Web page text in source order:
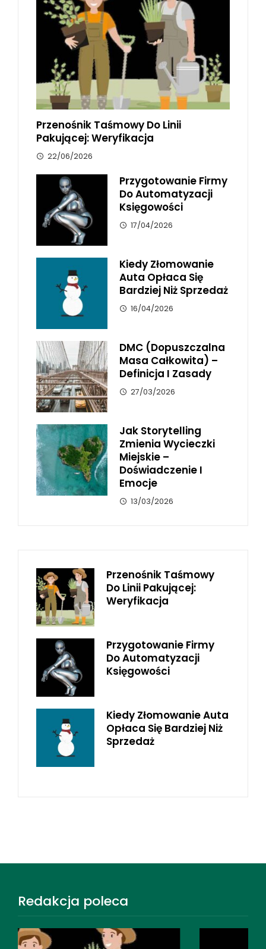
Przenośnik Taśmowy Do Linii
Pakującej: Weryfikacja
22/06/2026
Przygotowanie Firmy
Do Automatyzacji
Księgowości
17/04/2026
Kiedy Złomowanie
Auta Opłaca Się
Bardziej Niż Sprzedaż
16/04/2026
DMC (dopuszczalna
Masa Całkowita) –
Definicja I Zasady
27/03/2026
Jak Storytelling
Zmienia Wycieczki
Miejskie –
Doświadczenie I
Emocje
13/03/2026
Przenośnik Taśmowy
Do Linii Pakującej:
Weryfikacja
Przygotowanie Firmy
Do Automatyzacji
Księgowości
Kiedy Złomowanie Auta
Opłaca Się Bardziej Niż
Sprzedaż
Redakcja poleca